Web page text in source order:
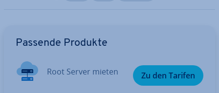
Passende Produkte
Root Server mieten Zu den Tarifen